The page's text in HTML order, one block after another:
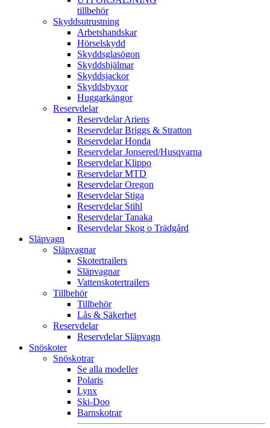
tillbehör
Skyddsutrustning
Arbetshandskar
Hörselskydd
Skyddsglasögon
Skyddshjälmar
Skyddsjackor
Skyddsbyxor
Huggarkängor
Reservdelar
Reservdelar Ariens
Reservdelar Briggs & Stratton
Reservdelar Honda
Reservdelar Jonsered/Husqvarna
Reservdelar Klippo
Reservdelar MTD
Reservdelar Oregon
Reservdelar Stiga
Reservdelar Stihl
Reservdelar Tanaka
Reservdelar Skog o Trädgård
Släpvagn
Släpvagnar
Skotertrailers
Släpvagnar
Vattenskotertrailers
Tillbehör
Tillbehör
Lås & Säkerhet
Reservdelar
Reservdelar Släpvagn
Snöskoter
Snöskotrar
Se alla modeller
Polaris
Lynx
Ski-Doo
Barnskotrar